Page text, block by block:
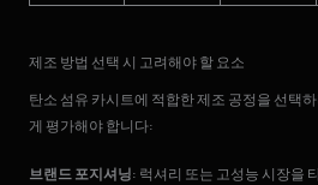
제조 방법 선택 시 고려해야 할 요소
탄소 섬유 카시트에 적합한 제조 공정을 선택
게 평가해야 합니다:
브랜드 포지셔닝: 럭셔리 또는 고성능 시장을